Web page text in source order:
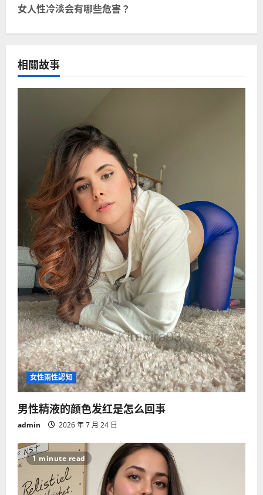
a
i
o
n
女人性冷淡会有哪些危害？
相關故事
女性兩性認知
男性精液的颜色发红是怎么回事
admin 2026 年 7 月 24 日
1 minute read